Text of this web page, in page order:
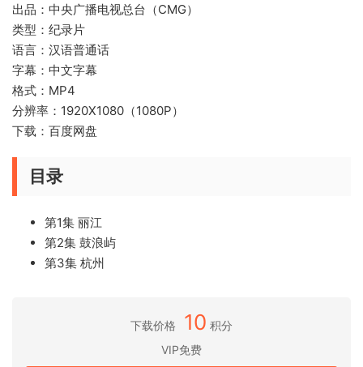
出品：中央广播电视总台（CMG）
类型：纪录片
语言：汉语普通话
字幕：中文字幕
格式：MP4
分辨率：1920X1080（1080P）
下载：百度网盘
目录
第1集 丽江
第2集 鼓浪屿
第3集 杭州
下载价格 10 积分
VIP免费